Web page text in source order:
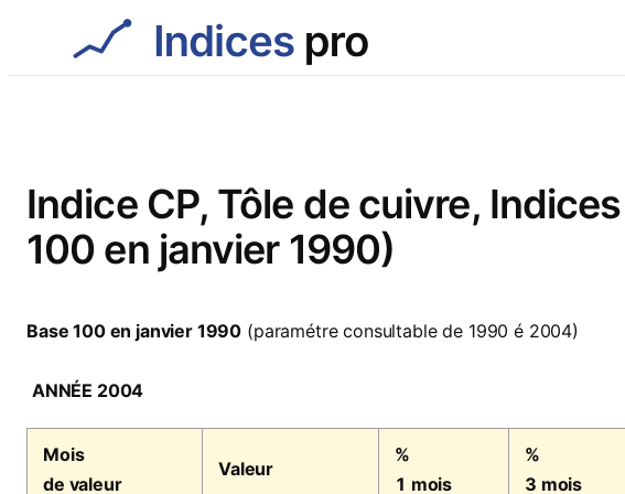
contenu
Indice CP, Tôle de cuivre,
100 en janvier 1990)
Base 100 en janvier 1990 (paramétre consultable de 1990 é 2004)
ANNÉE 2004
Mois
de valeur
Valeur
%
1 mois
%
3 mois